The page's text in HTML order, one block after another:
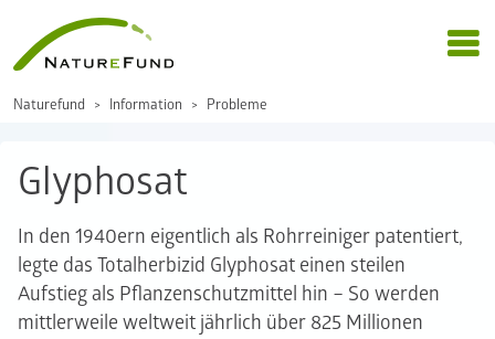
Naturefund Information Probleme
Glyphosat
In den 1940ern eigentlich als Rohrreiniger patentiert,
legte das Totalherbizid Glyphosat einen steilen
Aufstieg als Pflanzenschutzmittel hin – So werden
mittlerweile weltweit jährlich über 825 Millionen